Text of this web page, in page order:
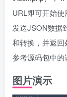
URL即可开始
发送JSON数据
和转换，并返
参考源码包中的
图片演示